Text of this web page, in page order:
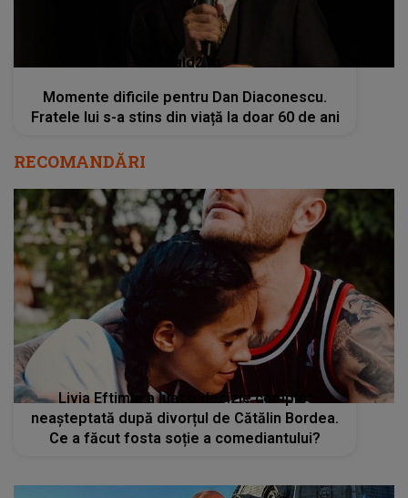
kanald2.ro
Momente dificile pentru Dan Diaconescu.
Fratele lui s-a stins din viață la doar 60 de ani
RECOMANDĂRI
Livia Eftimie a luat o decizie complet
neașteptată după divorțul de Cătălin Bordea.
Ce a făcut fosta soție a comediantului?